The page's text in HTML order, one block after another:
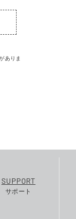
ありま
SUPPORT
サポート